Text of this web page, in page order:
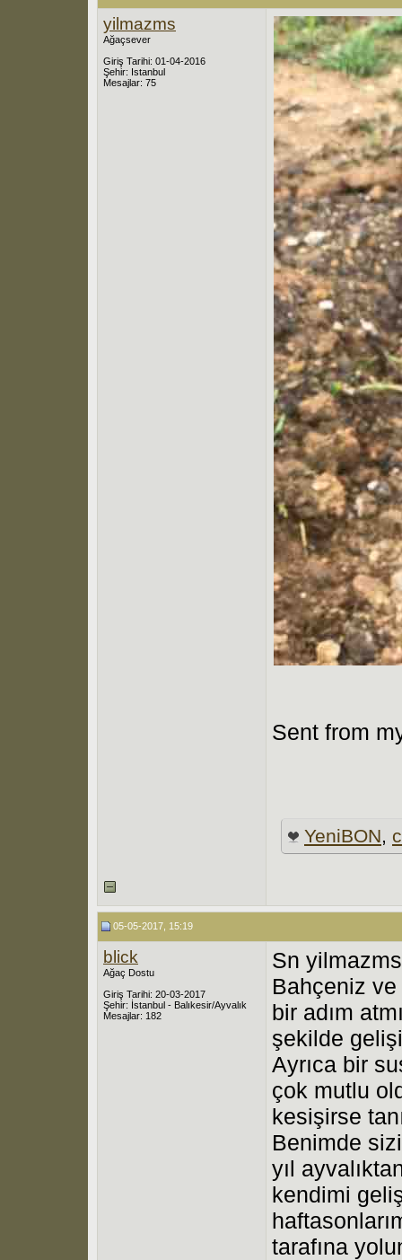
yilmazms
Ağaçsever
Giriş Tarihi: 01-04-2016
Şehir: Istanbul
Mesajlar: 75
Sent from
YeniBON,
05-05-2017, 15:19
blick
Ağaç Dostu
Giriş Tarihi: 20-03-2017
Şehir: İstanbul - Balıkesir/Ayvalık
Mesajlar: 182
Sn
Bahçeniz ve
bir adım
şekilde
Ayrıca bir
çok mutlu
kesişirse
Benimde
yıl
kendimi
tarafına